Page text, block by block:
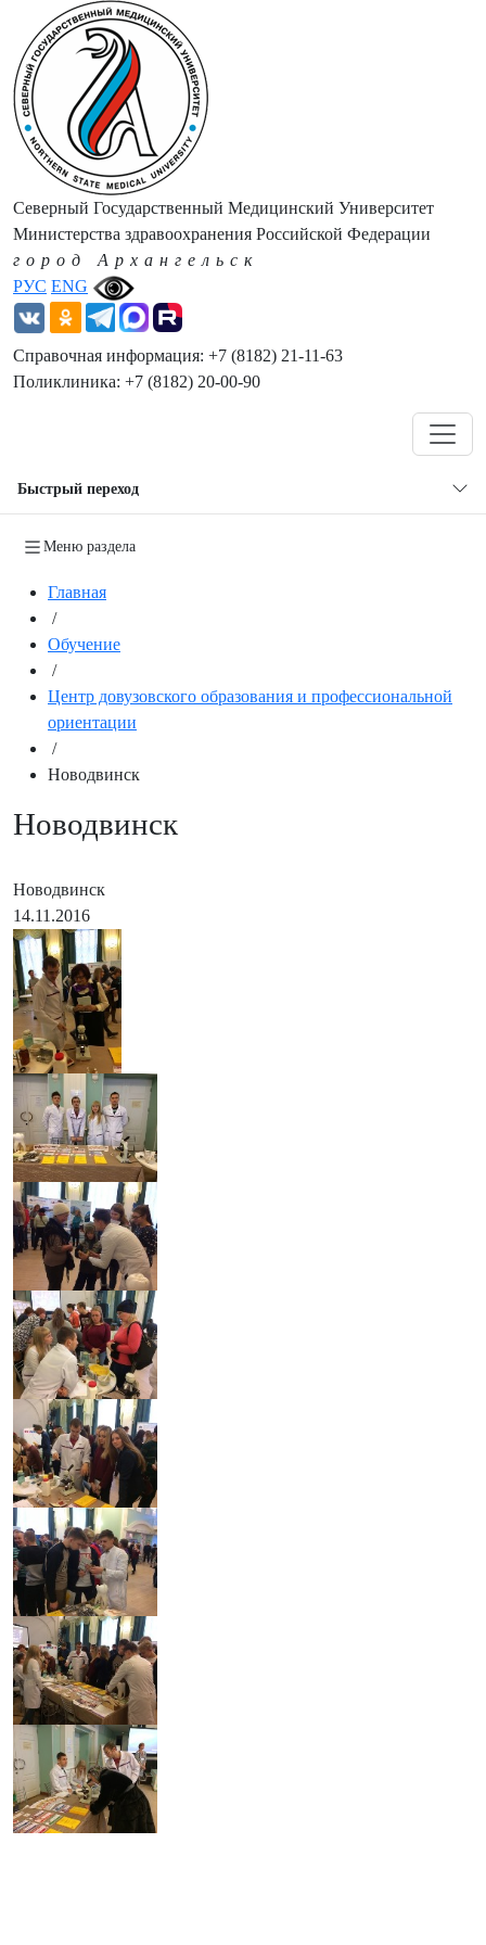
РУС ENG
Северный Государственный Медицинский Университет
Министерства здравоохранения Российской Федерации
город Архангельск
Справочная информация: +7 (8182) 21-11-63
Поликлиника: +7 (8182) 20-00-90
Быстрый переход
Меню раздела
Главная
/
Обучение
/
Центр довузовского образования и профессиональной
ориентации
/
Новодвинск
Новодвинск
Новодвинск
14.11.2016